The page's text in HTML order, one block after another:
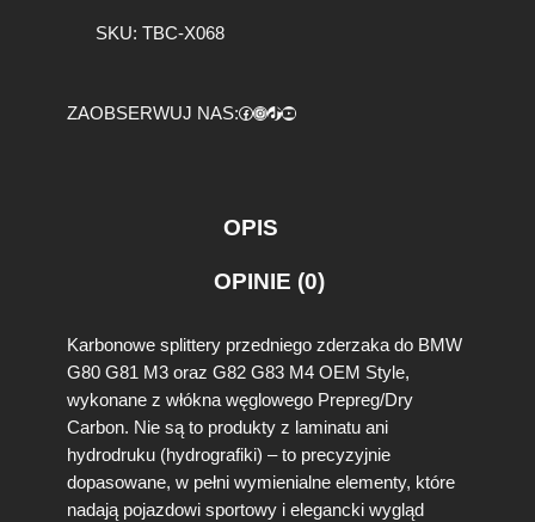
o
t
e
r
y
P
r
SKU: TBC-X068
ZAOBSERWUJ NAS:Facebook https://www.instagram.com/tuningbaza.pl https://www.tiktok.com/@tuningbaza.pl YouTube
OPIS
OPINIE (0)
Karbonowe splittery przedniego zderzaka do BMW
G80 G81 M3 oraz G82 G83 M4 OEM Style,
wykonane z włókna węglowego Prepreg/Dry
Carbon. Nie są to produkty z laminatu ani
hydrodruku (hydrografiki) – to precyzyjnie
dopasowane, w pełni wymienialne elementy, które
nadają pojazdowi sportowy i elegancki wygląd